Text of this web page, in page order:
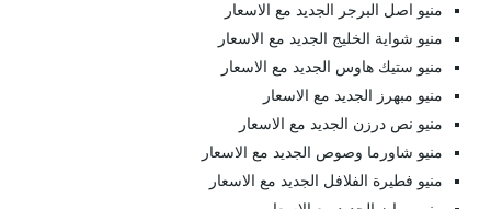
منيو اصل البرجر الجديد مع الاسعار
منيو شواية الخليج الجديد مع الاسعار
منيو ستيك هاوس الجديد مع الاسعار
منيو مبهرز الجديد مع الاسعار
منيو نص درزن الجديد مع الاسعار
منيو شاورما وصوص الجديد مع الاسعار
منيو فطيرة الفلافل الجديد مع الاسعار